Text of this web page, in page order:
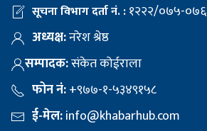
सूचना विभाग दर्ता नं. :१२२२/०७५-०७६
अध्यक्ष:नरेश श्रेष्ठ
सम्पादक:संकेत कोईराला
फोन नं:+९७७-१-५३४९१५८
ई-मेल:info@khabarhub.com